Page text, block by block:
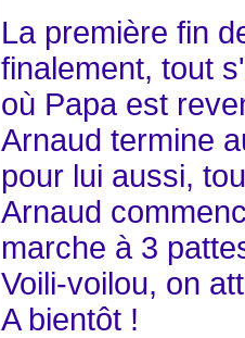
La première fin
finalement, tout
où Papa est
Arnaud termine
pour lui aussi,
Arnaud
marche à 3
Voili-voilou, on
A bientôt !